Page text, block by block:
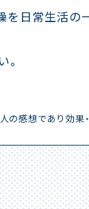
日常生活の
人の感想であり効